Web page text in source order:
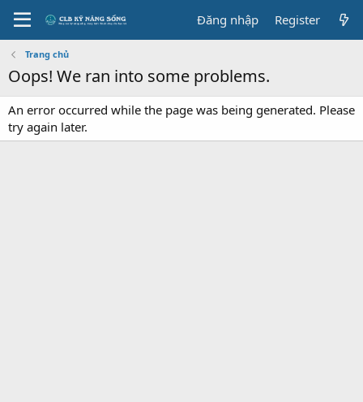
Đăng nhập Register
Trang chủ
Oops! We ran into some problems.
An error occurred while the page was being generated. Please
try again later.